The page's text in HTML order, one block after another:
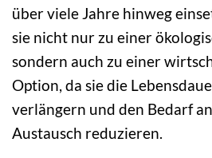
über viele Jahre hinweg
sie nicht nur zu einer
sondern auch zu einer
Option, da sie die
verlängern und den Bedarf
Austausch reduzieren.